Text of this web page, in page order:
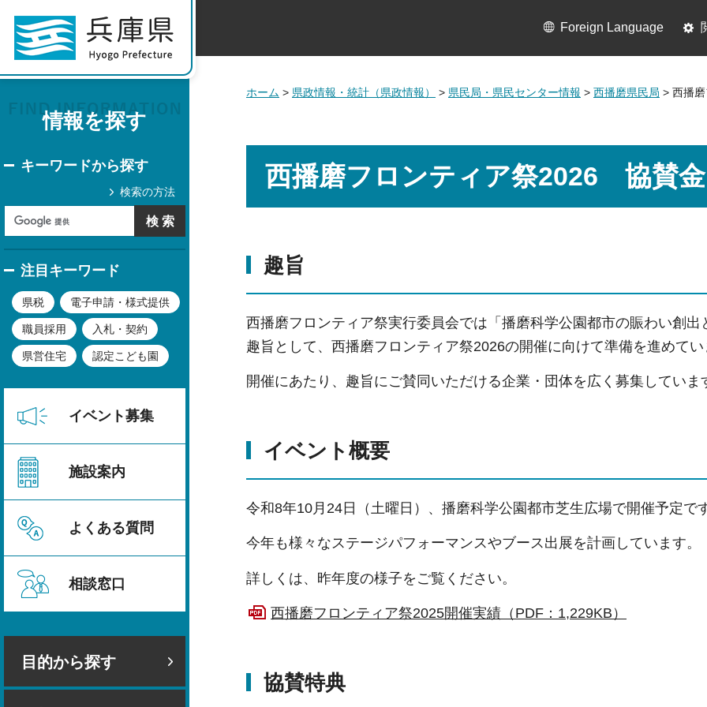
情報を探す
キーワードから探す
検索の方法
注目キーワード
県税 電子申請・様式提供
職員採用 入札・契約
県営住宅 認定こども園
イベント募集
施設案内
よくある質問
相談窓口
目的から探す
Foreign Language
ホーム > 県政情報・統計（県政情報） > 県民局・県民センター情報 > 西播磨県民局 > 西播
西播磨フロンティア祭2026 協賛金
趣旨
西播磨フロンティア祭実行委員会では「播磨科学公園都市の賑わい創
趣旨として、西播磨フロンティア祭2026の開催に向けて準備を進めてい
開催にあたり、趣旨にご賛同いただける企業・団体を広く募集していま
イベント概要
令和8年10月24日（土曜日）、播磨科学公園都市芝生広場で開催予定です
今年も様々なステージパフォーマンスやブース出展を計画しています。
詳しくは、昨年度の様子をご覧ください。
西播磨フロンティア祭2025開催実績（PDF：1,229KB）
協賛特典